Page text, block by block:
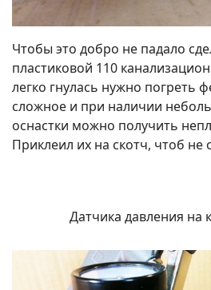
Чтобы это добро не падало
пластиковой 110
легко гнулась нужно погреть
сложное и при наличии
оснастки можно получить
Приклеил их на скотч, чтоб не
Датчика давления на